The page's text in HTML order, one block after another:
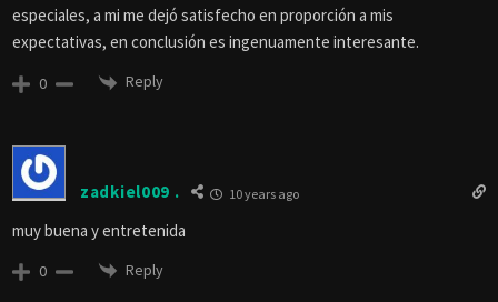
especiales, a mi me dejó satisfecho en proporción a mis
expectativas, en conclusión es ingenuamente interesante.
0 Reply
zadkiel009 . 10 years ago
muy buena y entretenida
0 Reply